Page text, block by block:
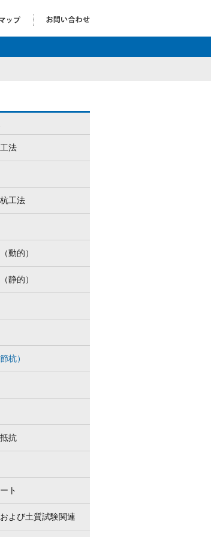
法
工法
動的）
静的）
杭）
抗
ト
よび土質試験関連